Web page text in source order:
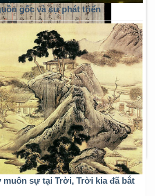
gốc và sự phát triển
muôn sự tại Trời, Trời kia đã bắt